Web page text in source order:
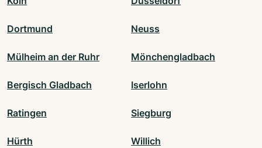
Dortmund Neuss
Mülheim an der Ruhr Mönchengladbach
Bergisch Gladbach Iserlohn
Ratingen Siegburg
Hürth Willich